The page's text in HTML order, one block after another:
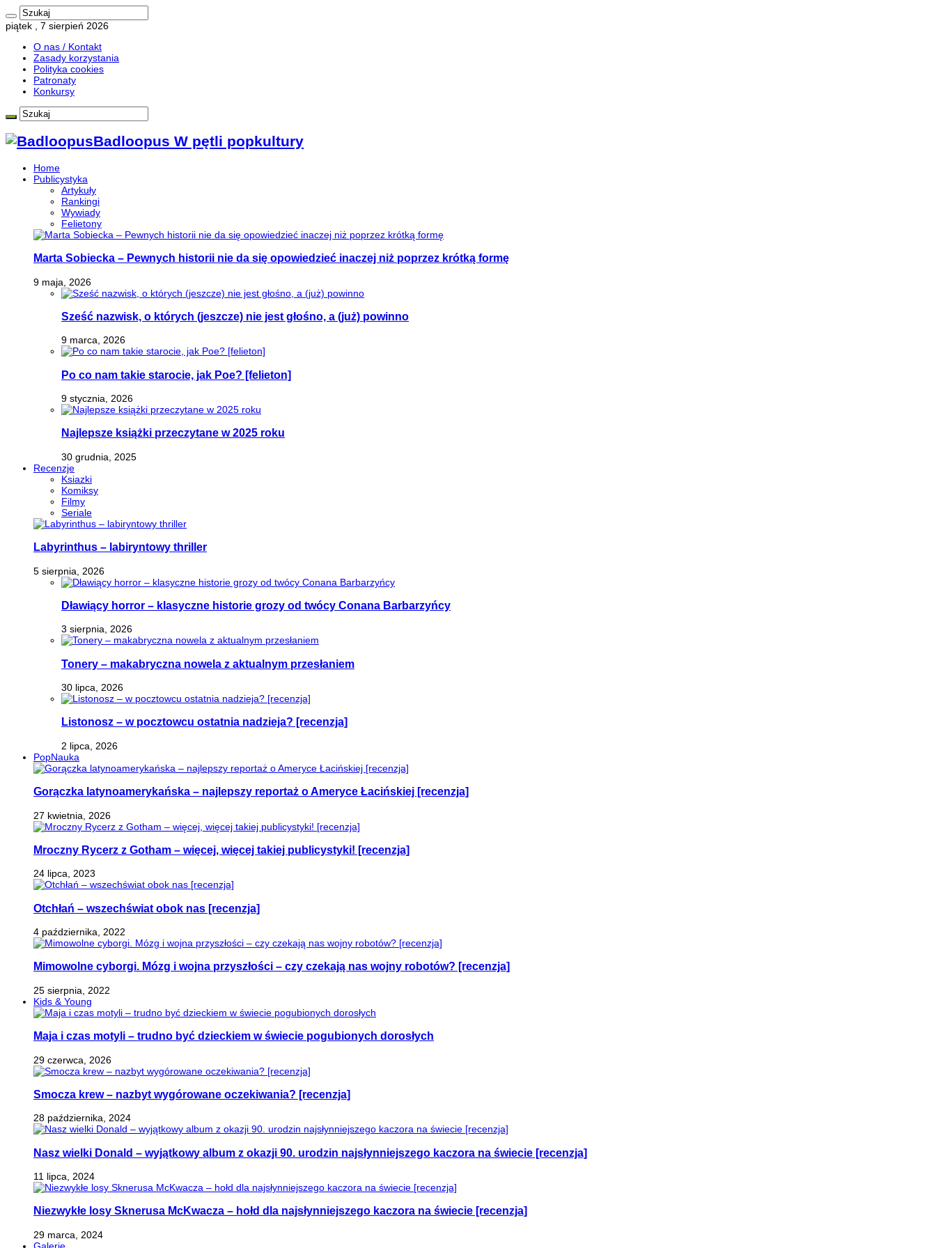
piątek , 7 sierpień 2026
O nas / Kontakt
Zasady korzystania
Polityka cookies
Patronaty
Konkursy
Badloopus W pętli popkultury
Home
Publicystyka
Artykuły
Rankingi
Wywiady
Felietony
Marta Sobiecka – Pewnych historii nie da się opowiedzieć inaczej niż poprzez krótką formę
9 maja, 2026
Sześć nazwisk, o których (jeszcze) nie jest głośno, a (już) powinno
9 marca, 2026
Po co nam takie starocie, jak Poe? [felieton]
9 stycznia, 2026
Najlepsze książki przeczytane w 2025 roku
30 grudnia, 2025
Recenzje
Ksiazki
Komiksy
Filmy
Seriale
Labyrinthus – labiryntowy thriller
5 sierpnia, 2026
Dławiący horror – klasyczne historie grozy od twócy Conana Barbarzyńcy
3 sierpnia, 2026
Tonery – makabryczna nowela z aktualnym przesłaniem
30 lipca, 2026
Listonosz – w pocztowcu ostatnia nadzieja? [recenzja]
2 lipca, 2026
PopNauka
Gorączka latynoamerykańska – najlepszy reportaż o Ameryce Łacińskiej [recenzja]
27 kwietnia, 2026
Mroczny Rycerz z Gotham – więcej, więcej takiej publicystyki! [recenzja]
24 lipca, 2023
Otchłań – wszechświat obok nas [recenzja]
4 października, 2022
Mimowolne cyborgi. Mózg i wojna przyszłości – czy czekają nas wojny robotów? [recenzja]
25 sierpnia, 2022
Kids & Young
Maja i czas motyli – trudno być dzieckiem w świecie pogubionych dorosłych
29 czerwca, 2026
Smocza krew – nazbyt wygórowane oczekiwania? [recenzja]
28 października, 2024
Nasz wielki Donald – wyjątkowy album z okazji 90. urodzin najsłynniejszego kaczora na świecie [recenzja]
11 lipca, 2024
Niezwykłe losy Sknerusa McKwacza – hołd dla najsłynniejszego kaczora na świecie [recenzja]
29 marca, 2024